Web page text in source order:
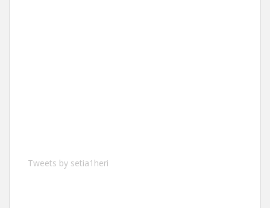
Tweets by setia1heri